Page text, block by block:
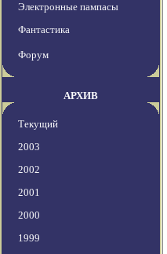
Электронные пампасы
Фантастика
Форум
АРХИВ
Текущий
2003
2002
2001
2000
1999